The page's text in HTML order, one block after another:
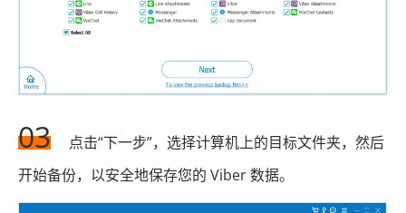
03
点击“下一步”，选择计算机上的目标文件夹，然后
开始备份，以安全地保存您的 Viber 数据。